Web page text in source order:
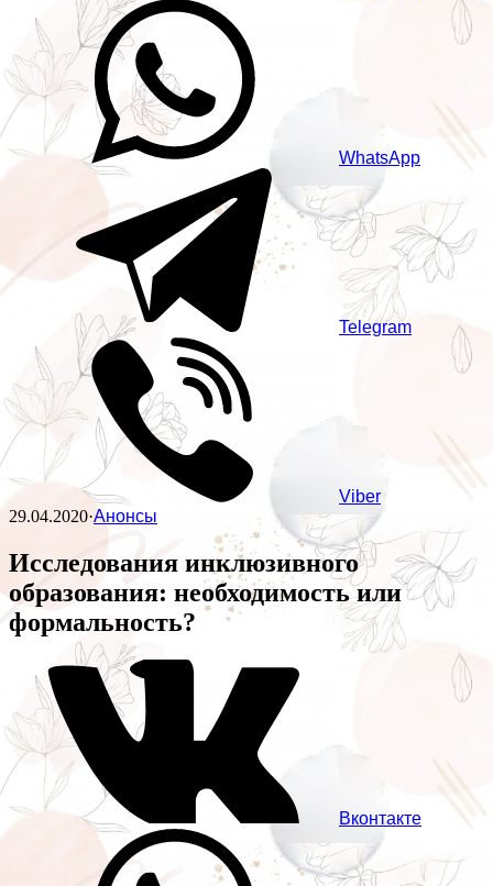
WhatsApp
Telegram
Viber
29.04.2020·Анонсы
Исследования инклюзивного
образования: необходимость или
формальность?
Вконтакте